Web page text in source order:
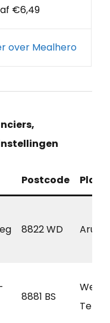
€6,49
over Mealhero
Postcode
8822 WD Arum
8881 BS
West